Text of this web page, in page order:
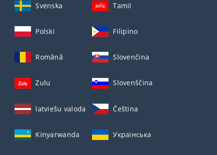
Svenska Tamil
Polski Filipino
Română Slovenčina
Zulu Slovenščina
latviešu valoda Čeština
Kinyarwanda Українська